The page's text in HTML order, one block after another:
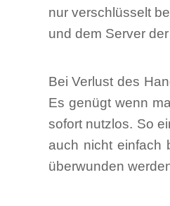
nur verschlüsselt
und dem Server
Bei Verlust des
Es genügt wenn
sofort nutzlos. So
auch nicht einfach
überwunden